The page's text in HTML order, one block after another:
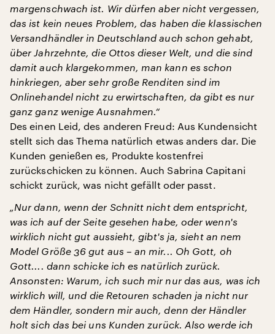
margenschwach ist. Wir dürfen aber nicht vergessen,
das ist kein neues Problem, das haben die klassischen
Versandhändler in Deutschland auch schon gehabt,
über Jahrzehnte, die Ottos dieser Welt, und die sind
damit auch klargekommen, man kann es schon
hinkriegen, aber sehr große Renditen sind im
Onlinehandel nicht zu erwirtschaften, da gibt es nur
ganz ganz wenige Ausnahmen.“
Des einen Leid, des anderen Freud: Aus Kundensicht
stellt sich das Thema natürlich etwas anders dar. Die
Kunden genießen es, Produkte kostenfrei
zurückschicken zu können. Auch Sabrina Capitani
schickt zurück, was nicht gefällt oder passt.
„Nur dann, wenn der Schnitt nicht dem entspricht,
was ich auf der Seite gesehen habe, oder wenn's
wirklich nicht gut aussieht, gibt's ja, sieht an nem
Model Größe 36 gut aus – an mir... Oh Gott, oh
Gott.... dann schicke ich es natürlich zurück.
Ansonsten: Warum, ich such mir nur das aus, was ich
wirklich will, und die Retouren schaden ja nicht nur
dem Händler, sondern mir auch, denn der Händler
holt sich das bei uns Kunden zurück. Also werde ich